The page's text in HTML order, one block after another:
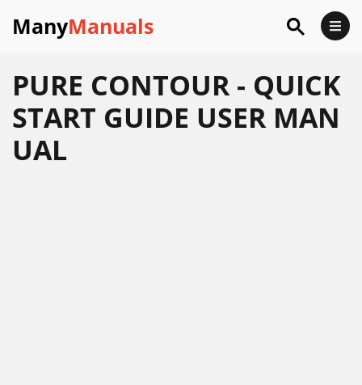
ManyManuals
PURE CONTOUR - QUICK
START GUIDE USER MAN
UAL